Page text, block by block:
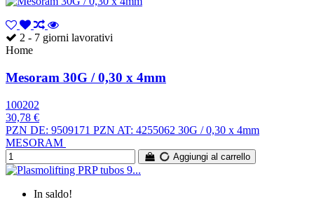
2 - 7 giorni lavorativi
Home
Mesoram 30G / 0,30 x 4mm
100202
30,78 €
PZN DE: 9509171 PZN AT: 4255062 30G / 0,30 x 4mm
MESORAM
Aggiungi al carrello
In saldo!